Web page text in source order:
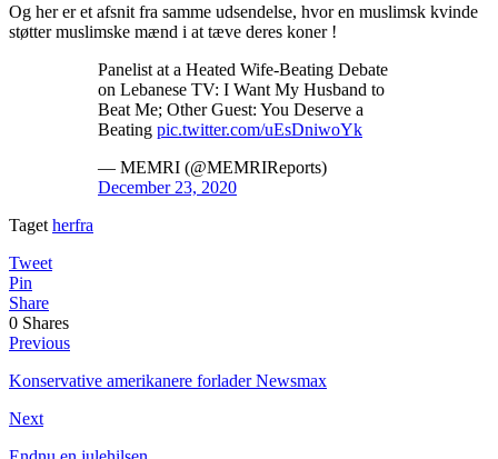
Og her er et afsnit fra samme udsendelse, hvor en muslimsk kvinde
støtter muslimske mænd i at tæve deres koner !
Panelist at a Heated Wife-Beating Debate
on Lebanese TV: I Want My Husband to
Beat Me; Other Guest: You Deserve a
Beating pic.twitter.com/uEsDniwoYk
— MEMRI (@MEMRIReports)
December 23, 2020
Taget herfra
Tweet
Pin
Share
0 Shares
Previous
Konservative amerikanere forlader Newsmax
Next